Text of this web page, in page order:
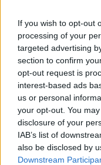
If you wish to opt-out
processing of your
targeted advertising
section to confirm
opt-out request is
interest-based ads
us or personal
your opt-out. You
disclosure of your
IAB’s list of
also be disclosed by
Downstream
Suelta y confía
Por María Comesaña
Por
El Conflicto de
Un Nuevo
en
Álvaro Frutos